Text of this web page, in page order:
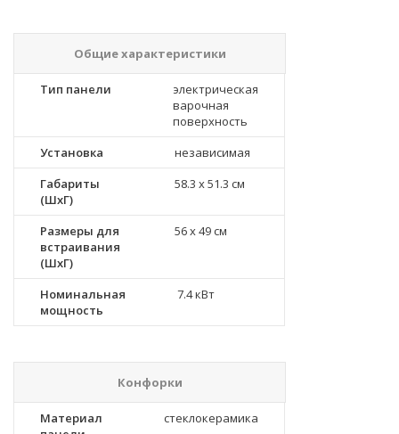
Общие характеристики
Тип панели
электрическая
варочная
поверхность
Установка
независимая
Габариты
(ШхГ)
58.3 x 51.3 см
Размеры для
встраивания
(ШхГ)
56 x 49 см
Номинальная
мощность
7.4 кВт
Конфорки
Материал
стеклокерамика